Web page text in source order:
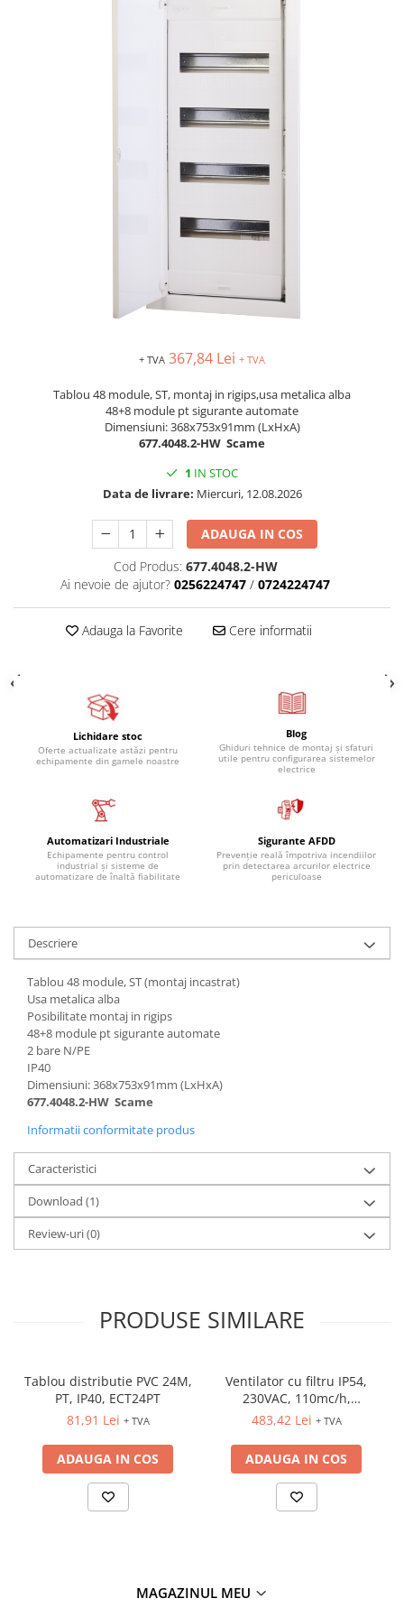
Busbar si pieptene sigurante
Protectii diferentiale RCCB
Diferential RCCB tip AC
Diferential RCBO curba B tip A
Diferential RCBO curba C tip A
Diferential RCBO curba B tip AC
Diferential RCBO curba C tip AC
Aparataj modular divers
Relee de suprasarcina
Accesorii contactoare si protectii
Soft startere, relee
Relee comanda
Relee monitorizare
Relee siguranta
Relee statice
Automatizări industriale
Automate programabile (PLC)
Relee inteligente (LOGO)
Panouri operatoare (HMI)
Controlere pentru automatizari
Switch-uri si comunicatii
Convertizoare frecvenţă
Senzori
Senzori inductivi
Senzori optici
Senzori presiune
Senzori temperatura
Întrerupt. autom. compacte
max.1600A
Intreruptoare automate compacte
Accesorii intreruptoare compacte
Protectii cu fuzibili
Fuzibili tip CH
Fuzibili tip MPR
Comutatoare, Cleme
Comutatoare siguranta
Limitatoare pozitie mecanice
Distribuitoare
Butoane si lampi
+ TVA 367,84 Lei + TVA
Tablou 48 module, ST, montaj in rigips,usa metalica alba
48+8 module pt sigurante automate
Dimensiuni: 368x753x91mm (LxHxA)
677.4048.2-HW Scame
1 IN STOC
Data de livrare: Miercuri, 12.08.2026
ADAUGA IN COS
Cod Produs: 677.4048.2-HW
Ai nevoie de ajutor? 0256224747 / 0724224747
Adauga la Favorite Cere informatii
Lichidare stoc
Oferte actualizate astăzi pentru
echipamente din gamele noastre
Blog
Ghiduri tehnice de montaj și sfaturi
utile pentru configurarea sistemelor
electrice
Automatizari Industriale
Echipamente pentru control
industrial și sisteme de
automatizare de înaltă fiabilitate
Sigurante AFDD
Prevenție reală împotriva incendiilor
prin detectarea arcurilor electrice
periculoase
Descriere
Tablou 48 module, ST (montaj incastrat)
Usa metalica alba
Posibilitate montaj in rigips
48+8 module pt sigurante automate
2 bare N/PE
IP40
Dimensiuni: 368x753x91mm (LxHxA)
677.4048.2-HW Scame
Informatii conformitate produs
Caracteristici
Download (1)
Review-uri(0)
PRODUSE SIMILARE
Tablou distributie PVC 24M,
PT, IP40, ECT24PT
81,91 Lei + TVA
ADAUGA IN COS
Ventilator cu filtru IP54,
230VAC, 110mc/h,
202x202x87mm
483,42 Lei + TVA
ADAUGA IN COS
MAGAZINUL MEU